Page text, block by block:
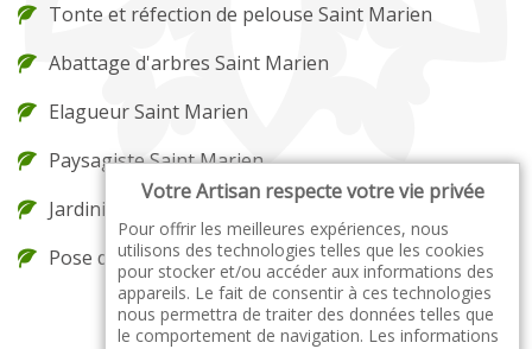
Tonte et réfection de pelouse Saint Marien
Abattage d'arbres Saint Marien
Elagueur Saint Marien
Paysagiste Saint Marien
Jardinier Saint Marien
Pose de gazon en rouleau Saint Marien
Votre Artisan respecte votre vie privée
Pour offrir les meilleures expériences, nous
utilisons des technologies telles que les cookies
pour stocker et/ou accéder aux informations des
appareils. Le fait de consentir à ces technologies
nous permettra de traiter des données telles que
le comportement de navigation. Les informations